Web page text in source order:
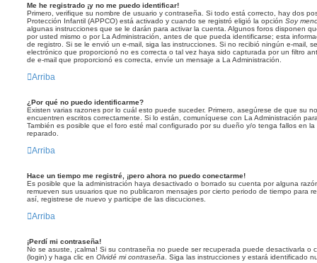
Me he registrado ¡y no me puedo identificar!
Primero, verifique su nombre de usuario y contraseña. Si todo está correcto, hay dos
Protección Infantil (APPCO) está activado y cuando se registró eligió la opción Soy
algunas instrucciones que se le darán para activar la cuenta. Algunos foros disponen
por usted mismo o por La Administración, antes de que pueda identificarse; esta
de registro. Si se le envió un e-mail, siga las instrucciones. Si no recibió ningún e-mail,
electrónico que proporcionó no es correcta o tal vez haya sido capturada por un filtro
de e-mail que proporcionó es correcta, envíe un mensaje a La Administración.
Arriba
¿Por qué no puedo identificarme?
Existen varias razones por lo cuál esto puede suceder. Primero, asegúrese de que su
encuentren escritos correctamente. Si lo están, comuníquese con La Administración
También es posible que el foro esté mal configurado por su dueño y/o tenga fallos en
reparado.
Arriba
Hace un tiempo me registré, ¡pero ahora no puedo conectarme!
Es posible que la administración haya desactivado o borrado su cuenta por alguna
remueven sus usuarios que no publicaron mensajes por cierto periodo de tiempo para
así, registrese de nuevo y participe de las discuciones.
Arriba
¡Perdí mi contraseña!
No se asuste, ¡calma! Si su contraseña no puede ser recuperada puede desactivarla o
(login) y haga clic en Olvidé mi contraseña . Siga las instrucciones y estará identificado